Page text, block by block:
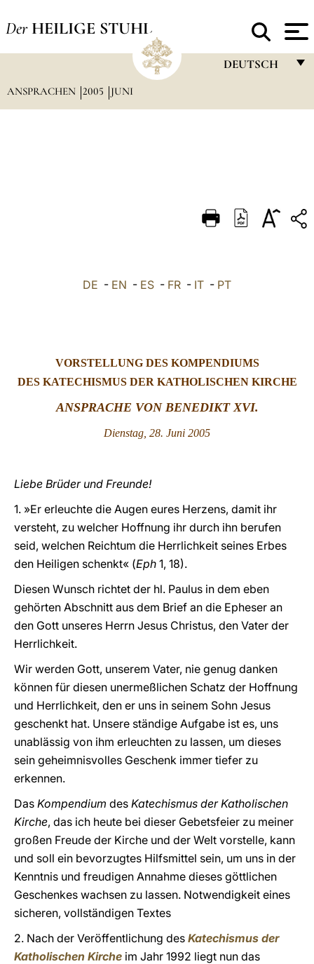
Der HEILIGE STUHL
DEUTSCH
DEUTSCH
العربيّة
ANSPRACHEN 2005 JUNI
DE - EN - ES - FR - IT - PT
VORSTELLUNG DES KOMPENDIUMS
DES KATECHISMUS DER KATHOLISCHEN KIRCHE
ANSPRACHE VON BENEDIKT XVI.
Dienstag, 28. Juni 2005
Liebe Brüder und Freunde!
1. »Er erleuchte die Augen eures Herzens, damit ihr
versteht, zu welcher Hoffnung ihr durch ihn berufen
seid, welchen Reichtum die Herrlichkeit seines Erbes
den Heiligen schenkt« (Eph 1, 18).
Diesen Wunsch richtet der hl. Paulus in dem eben
gehörten Abschnitt aus dem Brief an die Epheser an
den Gott unseres Herrn Jesus Christus, den Vater der
Herrlichkeit.
Wir werden Gott, unserem Vater, nie genug danken
können für diesen unermeßlichen Schatz der Hoffnung
und Herrlichkeit, den er uns in seinem Sohn Jesus
geschenkt hat. Unsere ständige Aufgabe ist es, uns
unablässig von ihm erleuchten zu lassen, um dieses
sein geheimnisvolles Geschenk immer tiefer zu
erkennen.
Das Kompendium des Katechismus der Katholischen
Kirche, das ich heute bei dieser Gebetsfeier zu meiner
großen Freude der Kirche und der Welt vorstelle, kann
und soll ein bevorzugtes Hilfsmittel sein, um uns in der
Kenntnis und freudigen Annahme dieses göttlichen
Geschenkes wachsen zu lassen. Notwendigkeit eines
sicheren, vollständigen Textes
2. Nach der Veröffentlichung des Katechismus der
Katholischen Kirche im Jahr 1992 liegt nun das